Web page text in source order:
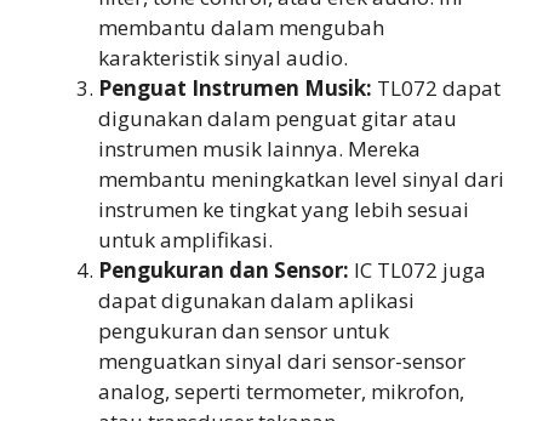
membantu dalam mengubah
karakteristik sinyal audio.
Penguat Instrumen Musik: TL072 dapat
digunakan dalam penguat gitar atau
instrumen musik lainnya. Mereka
membantu meningkatkan level sinyal dari
instrumen ke tingkat yang lebih sesuai
untuk amplifikasi.
Pengukuran dan Sensor: IC TL072 juga
dapat digunakan dalam aplikasi
pengukuran dan sensor untuk
menguatkan sinyal dari sensor-sensor
analog, seperti termometer, mikrofon,